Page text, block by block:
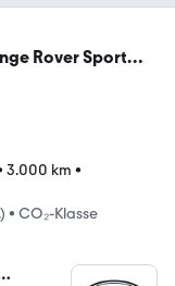
Rover Sport
3.000 km •
• CO₂-Klasse